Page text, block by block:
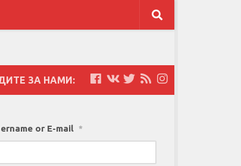
ЗА НАМИ:
or E-mail *